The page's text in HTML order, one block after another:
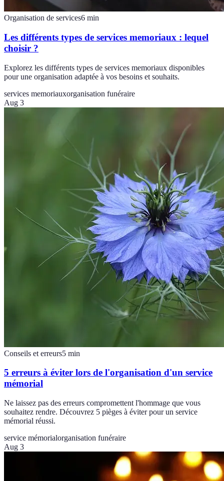
Organisation de services6 min
Les différents types de services memoriaux : lequel
choisir ?
Explorez les différents types de services memoriaux disponibles
pour une organisation adaptée à vos besoins et souhaits.
services memoriauxorganisation funéraire
Aug 3
Conseils et erreurs5 min
5 erreurs à éviter lors de l'organisation d'un service
mémorial
Ne laissez pas des erreurs compromettent l'hommage que vous
souhaitez rendre. Découvrez 5 pièges à éviter pour un service
mémorial réussi.
service mémorialorganisation funéraire
Aug 3